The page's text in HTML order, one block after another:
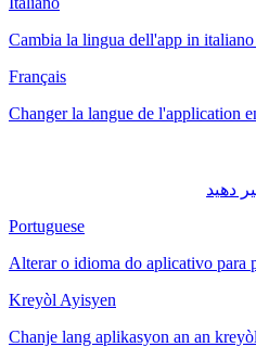
Cambia la lingua dell'app in
Français
Changer la langue de l'application
Portuguese
Alterar o idioma do aplicativo para
Kreyòl Ayisyen
Chanje lang aplikasyon an an